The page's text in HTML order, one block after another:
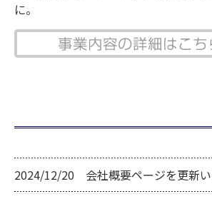
に。
2024/12/20 会社概要ページを更新い